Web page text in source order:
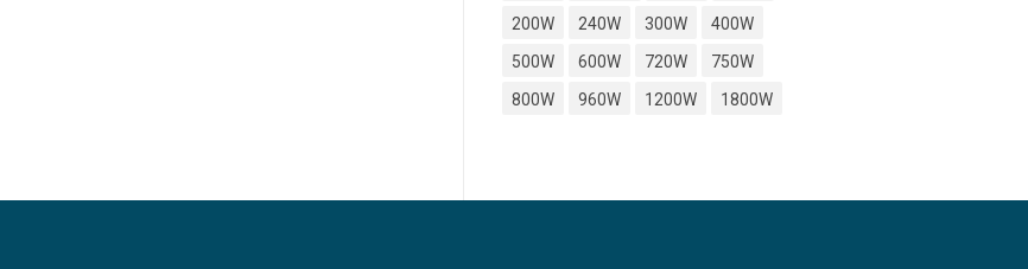
200W
240W 300W
400W
500W
600W 720W
750W
800W
960W 1200W 1800W